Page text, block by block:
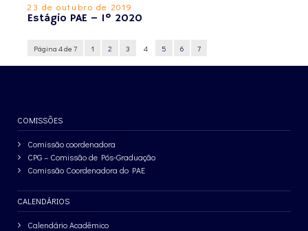
23 de outubro de 2019
Estágio PAE – 1º 2020
Página 4 de 7 1 2 3 4 5 6 7
COMISSÕES
Comissão coordenadora
CPG – Comissão de Pós-Graduação
Comissão Coordenadora do PAE
CALENDÁRIOS
Calendário Acadêmico